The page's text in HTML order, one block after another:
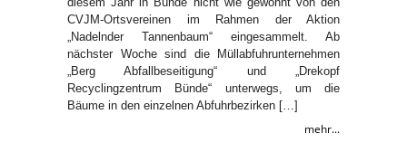
CVJM-Ortsvereinen im Rahmen der Aktion
„Nadelnder Tannenbaum“ eingesammelt. Ab
nächster Woche sind die Müllabfuhrunternehmen
„Berg Abfallbeseitigung“ und „Drekopf
Recyclingzentrum Bünde“ unterwegs, um die
Bäume in den einzelnen Abfuhrbezirken […]
mehr...